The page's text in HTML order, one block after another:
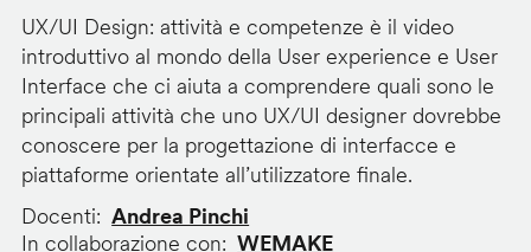
UX/UI Design: attività e competenze è il video
introduttivo al mondo della User experience e User
Interface che ci aiuta a comprendere quali sono le
principali attività che uno UX/UI designer dovrebbe
conoscere per la progettazione di interfacce e
piattaforme orientate all’utilizzatore finale.
Docenti
Andrea Pinchi
In collaborazione con
WEMAKE